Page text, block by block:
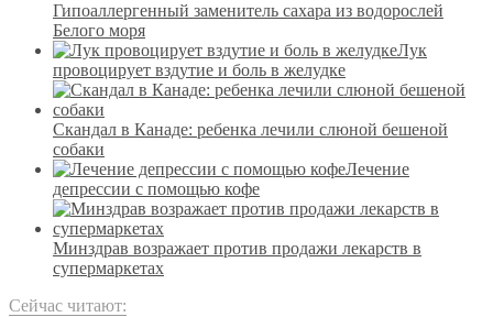
Гипоаллергенный заменитель сахара из водорослей
Белого моря
Лук
провоцирует вздутие и боль в желудке
Скандал в Канаде: ребенка лечили слюной бешеной
собаки
Лечение
депрессии с помощью кофе
Минздрав возражает против продажи лекарств в
супермаркетах
Сейчас читают: